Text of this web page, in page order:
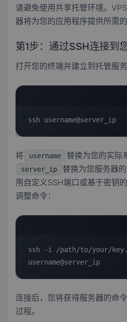
请避免使用共享托管环境。
器将为您的应用程序提供所需的
第1步：通过SSH连接到
打开您的终端并建立到托管服务
ssh username@server_ip
将 username 替换为您的实际
server_ip
替换为您服务器
用自定义SSH端口或基于密钥
调整命令：
ssh -i /path/to/your/
username@server_ip
连接后，您将获得服务器的命
过程。